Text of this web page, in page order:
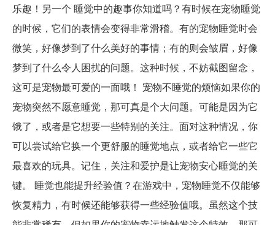
乐趣！另一个 睡觉中的趣事你知道吗？有时候在宠物睡觉
的时候，它们的表情会变得非常滑稽。有的宠物睡觉时会
微笑，好像梦到了什么美好的事情；有的则会皱眉，好像
梦到了什么令人困扰的问题。这种时候，不妨截图留念，
这可是宠物最可爱的一面哦！ 宠物不睡觉的烦恼如果你的
宠物突然不愿意睡觉，那可真是个大问题。可能是因为它
饿了，或者是它想要一些特别的关注。面对这种情况，你
可以尝试给它换一个更舒服的睡觉地点，或者给它一些它
最喜欢的玩具。记住，关注和爱护是让宠物安心睡觉的关
键。 睡觉也能提升经验值？在游戏中，宠物睡觉不仅能够
恢复精力，有时候还能够获得一些经验值哦。虽然这个技